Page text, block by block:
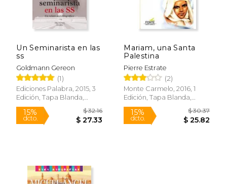
40%
Un Seminarista en las
ss
Goldmann Gereon
(1)
Ediciones Palabra, 2015, 3
Edición, Tapa Blanda,
Nuevo
Mariam, una Santa
Palestina
Pierre Estrate
(2)
Monte Carmelo, 2016, 1
Edición, Tapa Blanda,
Nuevo